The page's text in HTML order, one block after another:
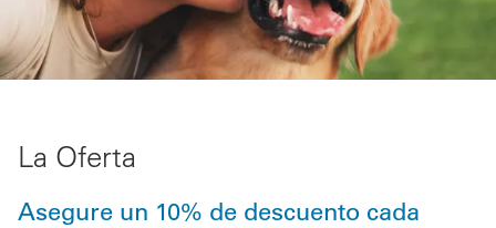
La Oferta
Asegure un 10% de descuento cada